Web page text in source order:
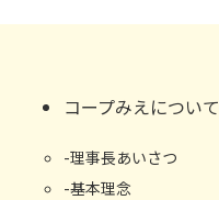
コープみえについて
理事長あいさつ
基本理念